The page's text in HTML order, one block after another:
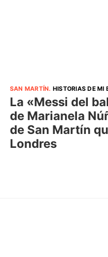
SAN MARTÍN. HISTORIAS DE MI
La «Messi del
de Marianela
de San Martín
Londres